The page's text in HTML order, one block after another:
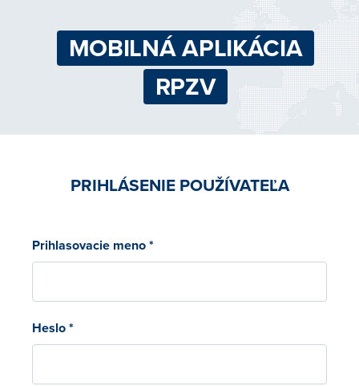
MOBILNÁ APLIKÁCIA
RPZV
PRIHLÁSENIE POUŽÍVATEĽA
Prihlasovacie meno *
Heslo *